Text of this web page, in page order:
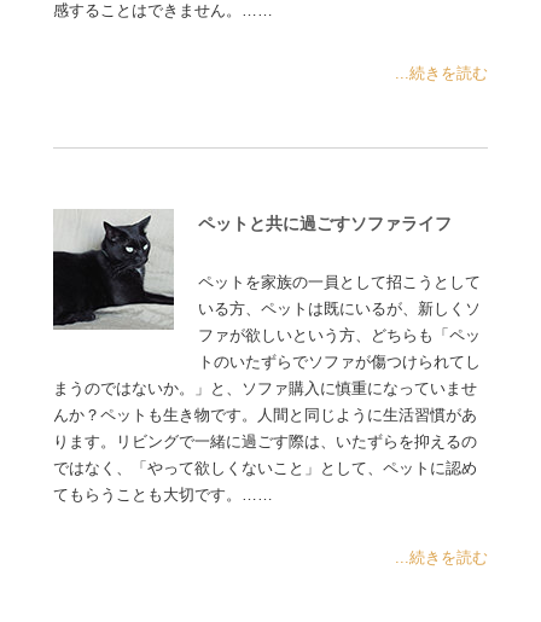
感することはできません。……
...続きを読む
ペットと共に過ごすソファライフ
ペットを家族の一員として招こうとして
いる方、ペットは既にいるが、新しくソ
ファが欲しいという方、どちらも「ペッ
トのいたずらでソファが傷つけられてし
まうのではないか。」と、ソファ購入に慎重になっていませ
んか？ペットも生き物です。人間と同じように生活習慣があ
ります。リビングで一緒に過ごす際は、いたずらを抑えるの
ではなく、「やって欲しくないこと」として、ペットに認め
てもらうことも大切です。……
...続きを読む